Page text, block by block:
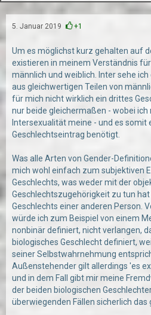
5. Januar 2019 +1
Um es möglichst kurz gehalten auf
existieren in meinem Verständnis
männlich und weiblich. Inter sehe
aus gleichwertigen Teilen von
für mich nicht wirklich ein drittes
nur beide gleichermaßen - wobei
Intersexualität meine - und es somit
Geschlechtseintrag benötigt.
Was alle Arten von Gender-
mich wohl einfach zum subjektiven
Geschlechts, was weder mit der
Geschlechtszugehörigkeit zu tun
Geschlechts einer anderen Person.
würde ich zum Beispiel von einem
nonbinär definiert, nicht verlangen,
biologisches Geschlecht definiert,
seiner Selbstwahrnehmung
Außenstehender gilt allerdings 'es
und in dem Fall gibt mir meine
der beiden biologischen
überwiegenden Fällen sicherlich das